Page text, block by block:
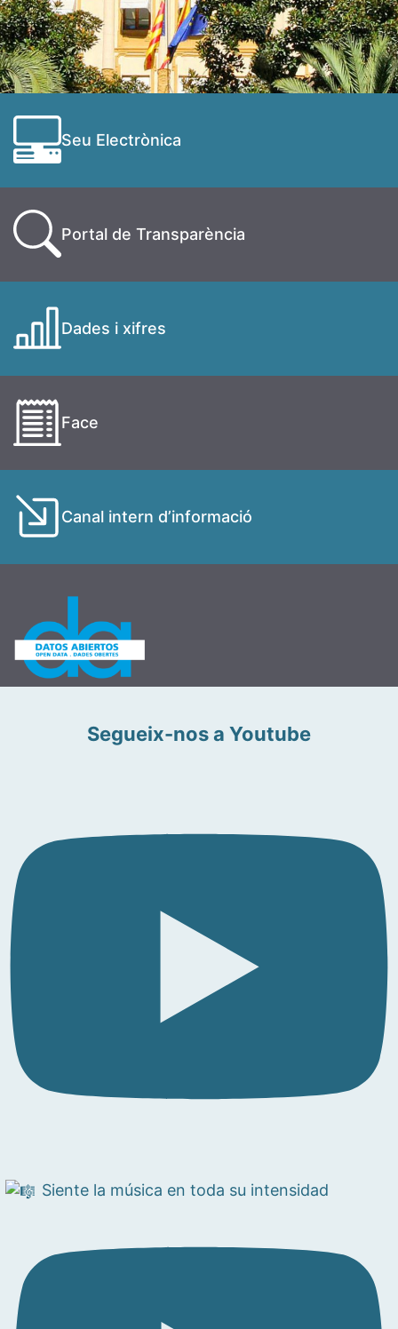
Seu Electrònica
Portal de Transparència
Dades i xifres
Face
Canal intern d’informació
Segueix-nos a Youtube
Siente la música en toda su intensidad